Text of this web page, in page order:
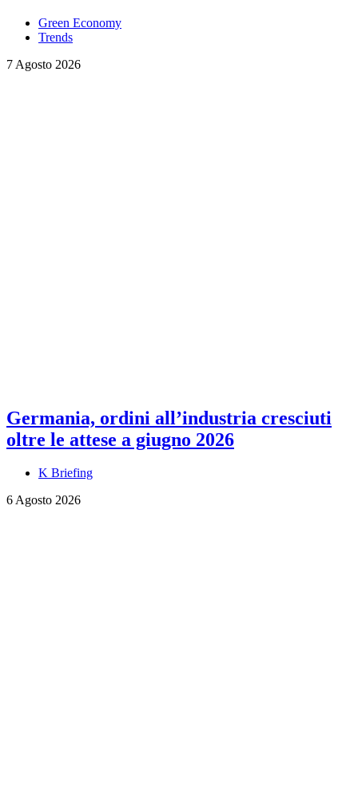
Green Economy
Trends
7 Agosto 2026
Germania, ordini all’industria cresciuti
oltre le attese a giugno 2026
K Briefing
6 Agosto 2026